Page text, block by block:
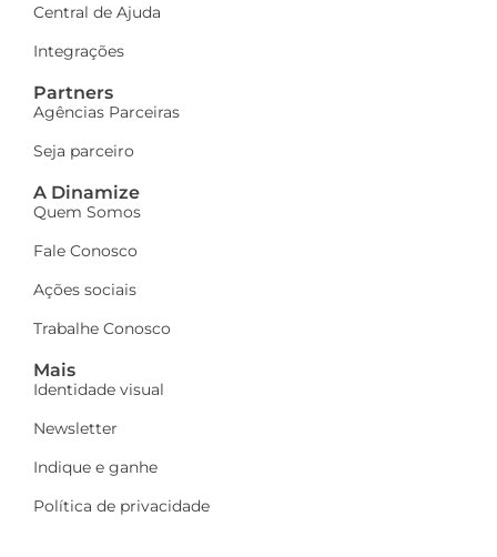
Central de Ajuda
Integrações
Partners
Agências Parceiras
Seja parceiro
A Dinamize
Quem Somos
Fale Conosco
Ações sociais
Trabalhe Conosco
Mais
Identidade visual
Newsletter
Indique e ganhe
Política de privacidade